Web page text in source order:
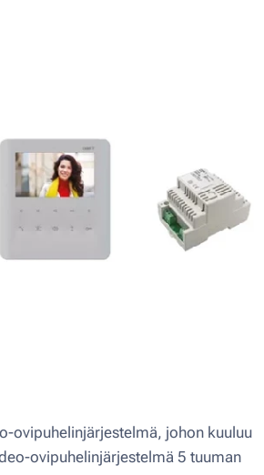
ovipuhelinjärjestelmä, johon kuuluu
ovipuhelinjärjestelmä 5 tuuman